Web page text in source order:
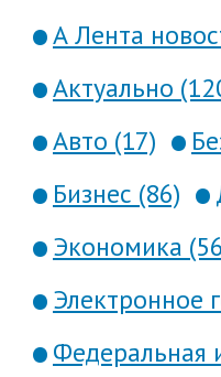
А Лента
Актуально
Авто (17)
Бизнес (86)
Экономика
Электронное
Федеральная